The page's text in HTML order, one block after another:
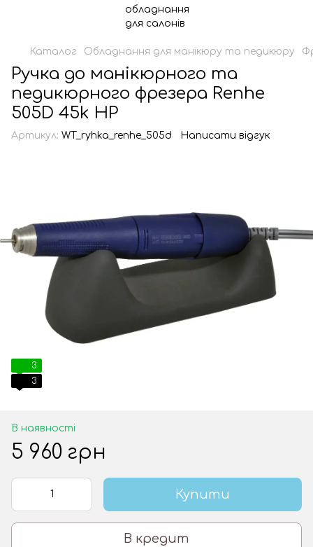
Каталог Обладнання для манікюру та педикюру
Ручка до манікюрного та
педикюрного фрезера Renhe
505D 45k HP
Артикул: WT_ryhka_renhe_505d Написати відгук
3
3
В наявності
5 960 грн
Купити
В кредит